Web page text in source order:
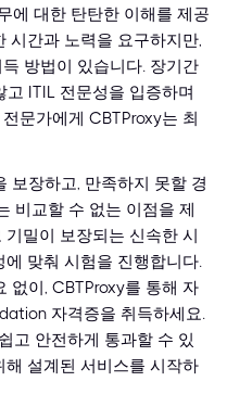
에 대한 탄탄한 이해를 제공
시간과 노력을 요구하지만,
방법이 있습니다. 장기간
ITIL 전문성을 입증하며
문가에게 CBTProxy는 최
보장하고, 만족하지 못할 경
비교할 수 없는 이점을 제
밀이 보장되는 신속한 시
맞춰 시험을 진행합니다.
없이, CBTProxy를 통해 자
자격증을 취득하세요.
고 안전하게 통과할 수 있
설계된 서비스를 시작하